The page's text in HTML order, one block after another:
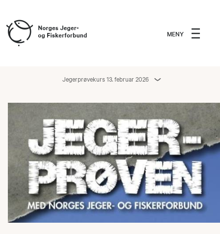
MENY
Jegerprøvekurs 13. februar 2026